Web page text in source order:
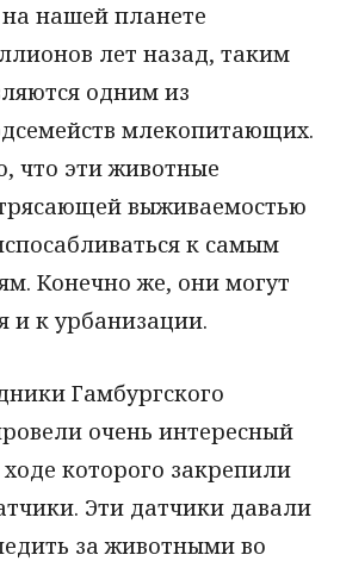
нашей планете
лет назад, таким
одним из
млекопитающих.
что эти животные
выживаемостью
к самым
Конечно же, они могут
и к урбанизации.
Гамбургского
очень интересный
которого закрепили
Эти датчики давали
за животными во